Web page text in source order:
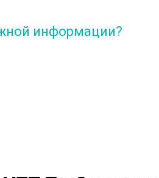
информации?